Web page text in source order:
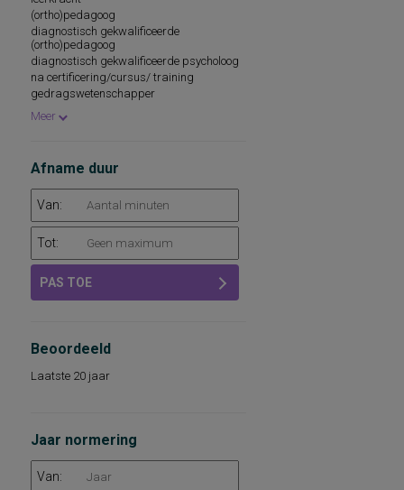
psychologisch medewerker
(ortho)pedagoog
diagnostisch gekwalificeerde
(ortho)pedagoog
diagnostisch gekwalificeerde psycholoog
na certificering/cursus/ training
gedragswetenschapper
remedial teacher
Meer
Afname duur
Van:
Tot:
PAS TOE
Beoordeeld
Laatste 20 jaar
Jaar normering
Van: